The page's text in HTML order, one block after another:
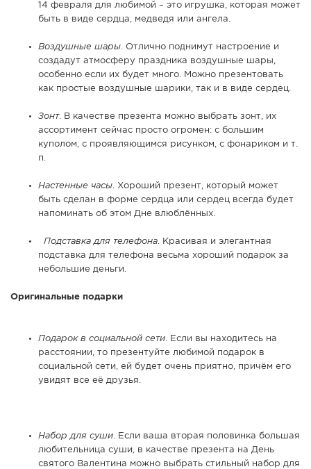
14 февраля для любимой – это игрушка, которая может
быть в виде сердца, медведя или ангела.
Воздушные шары . Отлично поднимут настроение и
создадут атмосферу праздника воздушные шары,
особенно если их будет много. Можно презентовать
как простые воздушные шарики, так и в виде сердец.
Зонт. В качестве презента можно выбрать зонт, их
ассортимент сейчас просто огромен: с большим
куполом, с проявляющимся рисунком, с фонариком и т.
п.
Настенные часы . Хороший презент, который может
быть сделан в форме сердца или сердец всегда будет
напоминать об этом Дне влюблённых.
Подставка для телефона . Красивая и элегантная
подставка для телефона весьма хороший подарок за
небольшие деньги.
Оригинальные подарки
Подарок в социальной сети . Если вы находитесь на
расстоянии, то презентуйте любимой подарок в
социальной сети, ей будет очень приятно, причём его
увидят все её друзья.
Набор для суши . Если ваша вторая половинка большая
любительница суши, в качестве презента на День
святого Валентина можно выбрать стильный набор для